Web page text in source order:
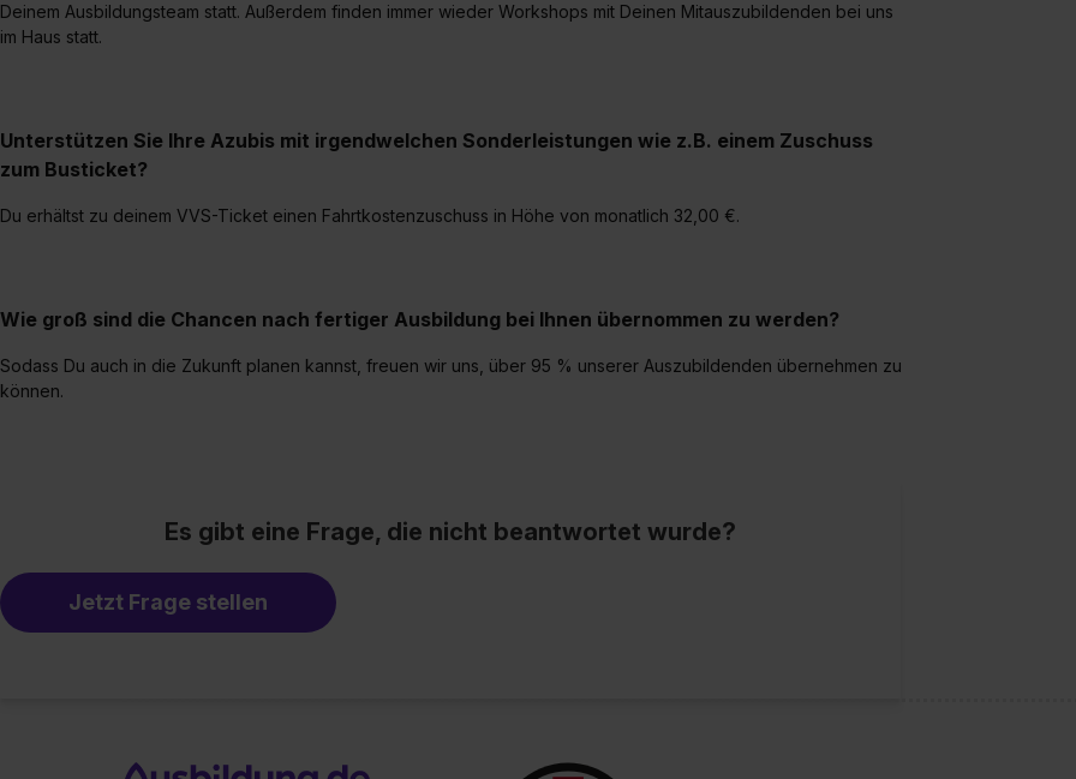
Deinem Ausbildungsteam statt. Außerdem finden immer wieder Workshops mit Deinen Mitauszubildenden bei uns
im Haus statt.
Unterstützen Sie Ihre Azubis mit irgendwelchen Sonderleistungen wie z.B. einem Zuschuss
zum Busticket?
Du erhältst zu deinem VVS-Ticket einen Fahrtkostenzuschuss in Höhe von monatlich 32,00 €.
Wie groß sind die Chancen nach fertiger Ausbildung bei Ihnen übernommen zu werden?
Sodass Du auch in die Zukunft planen kannst, freuen wir uns, über 95 % unserer Auszubildenden übernehmen zu
können.
Es gibt eine Frage, die nicht beantwortet wurde?
Jetzt Frage stellen